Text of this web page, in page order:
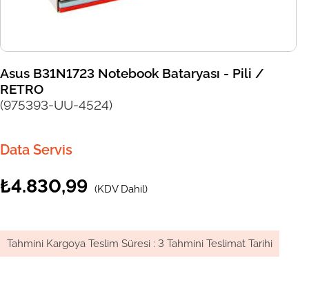
Asus B31N1723 Notebook Bataryası - Pili /
RETRO
(975393-UU-4524)
Data Servis
₺4.830,99 (KDV Dahil)
Tahmini Kargoya Teslim Süresi : 3 Tahmini Teslimat Tarihi